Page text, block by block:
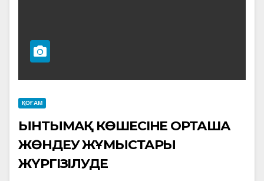
ҚОҒАМ
ЫНТЫМАҚ КӨШЕСІНЕ ОРТАША
ЖӨНДЕУ ЖҰМЫСТАРЫ
ЖҮРГІЗІЛУДЕ